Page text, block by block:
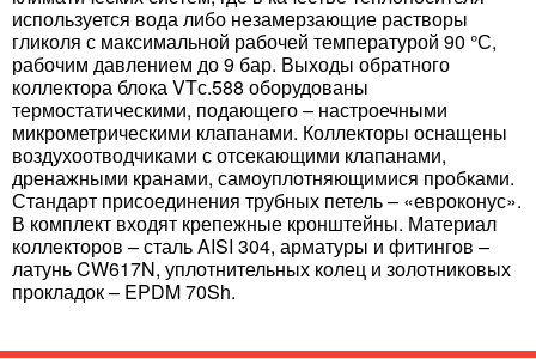
используется вода либо незамерзающие растворы
гликоля с максимальной рабочей температурой 90 °С,
рабочим давлением до 9 бар. Выходы обратного
коллектора блока VTс.588 оборудованы
термостатическими, подающего – настроечными
микрометрическими клапанами. Коллекторы оснащены
воздухоотводчиками с отсекающими клапанами,
дренажными кранами, самоуплотняющимися пробками.
Стандарт присоединения трубных петель – «евроконус».
В комплект входят крепежные кронштейны. Материал
коллекторов – сталь AISI 304, арматуры и фитингов –
латунь CW617N, уплотнительных колец и золотниковых
прокладок – EPDM 70Sh.